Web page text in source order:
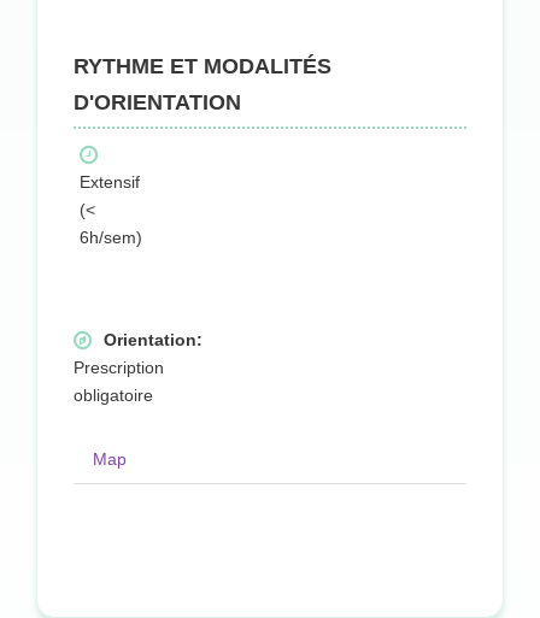
RYTHME ET MODALITÉS
D'ORIENTATION
Extensif
(<
6h/sem)
Orientation:
Prescription
obligatoire
Map